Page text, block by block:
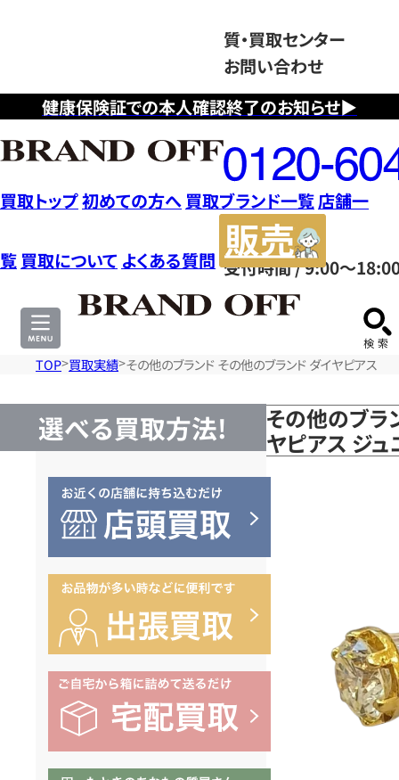
健康保険証での本人確認終了のお知らせ▶
質・買取センター
お問い合わせ
フ
リ
ー
ダ
イ
ヤ
ル
0120604117
受付時間 / 9:00～
買取トップ初めての方へ 買取ブランド一覧店舗一
覧 買取について よくある質問
サ
TOP 買取実績 その他のブランド その他のブランド ダイヤピアス
選べる買取方法!
その他のブラ
ヤピアス ジ